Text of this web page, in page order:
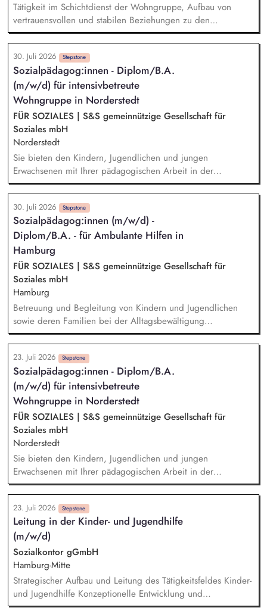
Tätigkeit im Schichtdienst der Wohngruppe, Aufbau von
vertrauensvollen und stabilen Beziehungen zu den
Bewohnenden, Begleitung der Bewohnenden auf dem Weg
in eine eigenverantwortliche Lebensgestaltung, Unterstützung
bei der schulischen und beruflichen Perspektivplanung,
Unterstützung und Beratung in akuten Krisen- und
Belastungssituationen, Begleitung in psychischen und
physischen Gesundheitsfragen, Alltagsgestaltung in der
Gruppe, sowie freizeitpädagogische Angebote,
Fallbesprechungen im Team und Bezugsbetreuer:innen
Tätigkeiten, Dokumentation und Berichtswesen
30. Juli 2026 Stepstone
Sozialpädagog:innen - Diplom/B.A.
(m/w/d) für intensivbetreute
Wohngruppe in Norderstedt
FÜR SOZIALES | S&S gemeinnützige Gesellschaft für
Soziales mbH
Norderstedt
Sie bieten den Kindern, Jugendlichen und jungen
Erwachsenen mit Ihrer pädagogischen Arbeit in der
Wohngruppe ein sicheres Zuhause. Einzel- und
Gruppenaktivitäten aber auch Ausflüge werden von Ihnen
mitgeplant, organisiert und auch durchgeführt. Bei der
Hilfeplanung wirken Sie mit und arbeiten eng mit
Fallzuständigen und Fachkräften der Jugendämter sowie
weiteren in den Entwicklungsprozess einbezogenen Personen
zusammen. Sie führen Kennenlerngespräche und beteiligen
sich aktiv am Aufnahmeprozess.
30. Juli 2026 Stepstone
Sozialpädagog:innen (m/w/d) -
Diplom/B.A. - für Ambulante Hilfen in
Hamburg
FÜR SOZIALES | S&S gemeinnützige Gesellschaft für
Soziales mbH
Hamburg
Betreuung und Begleitung von Kindern und Jugendlichen
sowie deren Familien bei der Alltagsbewältigung
Ausgestaltung von Hilfeprozessen und Hilfeplanung
Ressourcenorientierte Situationserfassung und -beschreibung
sowie Dokumentation und Berichtswesen Zusammenarbeit mit
dem Jugendamt und im Sozialraum
23. Juli 2026 Stepstone
Sozialpädagog:innen - Diplom/B.A.
(m/w/d) für intensivbetreute
Wohngruppe in Norderstedt
FÜR SOZIALES | S&S gemeinnützige Gesellschaft für
Soziales mbH
Norderstedt
Sie bieten den Kindern, Jugendlichen und jungen
Erwachsenen mit Ihrer pädagogischen Arbeit in der
Wohngruppe ein sicheres Zuhause. Einzel- und
Gruppenaktivitäten aber auch Ausflüge werden von Ihnen
mitgeplant, organisiert und auch durchgeführt. Bei der
Hilfeplanung wirken Sie mit und arbeiten eng mit
Fallzuständigen und Fachkräften der Jugendämter sowie
weiteren in den Entwicklungsprozess einbezogenen Personen
zusammen. Sie führen Kennenlerngespräche und beteiligen
sich aktiv am Aufnahmeprozess.
23. Juli 2026 Stepstone
Leitung in der Kinder- und Jugendhilfe
(m/w/d)
Sozialkontor gGmbH
Hamburg-Mitte
Strategischer Aufbau und Leitung des Tätigkeitsfeldes Kinder-
und Jugendhilfe Konzeptionelle Entwicklung und
Weiterentwicklung der Angebote Fachliche Steuerung und